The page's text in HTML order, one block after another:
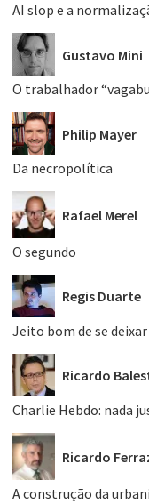
AI slop e a
Gustavo Mini
O trabalhador
Philip Mayer
Da necropolítica
Rafael Merel
O segundo
Regis Duarte
Jeito bom de se
Ricardo
Charlie Hebdo: nada
Ricardo
A construção da